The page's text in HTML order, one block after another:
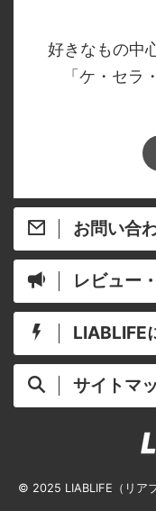
好きなもの中
「ケ・セラ
お問い合
レビュー
LIABLIFE
サイトマ
© 2025 LIABLIFE（リア